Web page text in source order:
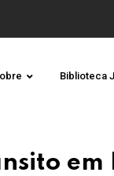
Biblioteca
em